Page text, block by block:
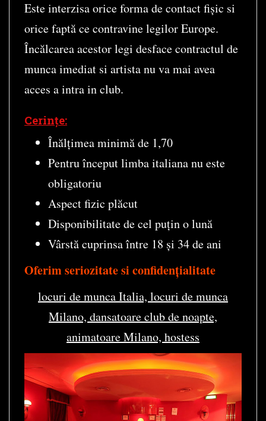
Este interzisa orice forma de contact fișic si
orice faptă ce contravine legilor Europe.
Încălcarea acestor legi desface contractul de
munca imediat si artista nu va mai avea
acces a intra in club.
Cerințe:
Înălțimea minimă de 1,70
Pentru început limba italiana nu este
obligatoriu
Aspect fizic plăcut
Disponibilitate de cel puțin o lună
Vârstă cuprinsa între 18 și 34 de ani
Oferim seriozitate si confidențialitate
locuri de munca Italia, locuri de munca
Milano, dansatoare club de noapte,
animatoare Milano, hostess